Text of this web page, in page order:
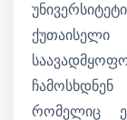
ქუთაისელი
რომელიც